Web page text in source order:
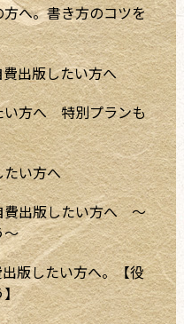
へ。書き方のコツを
出版したい方へ
い方へ 特別プランも
い方へ
費出版したい方へ ～
～
版したい方へ。【役
】